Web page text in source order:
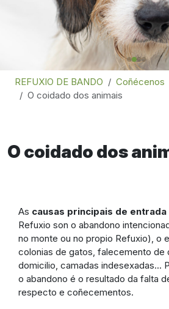
REFUXIO DE BANDO
Coñécenos
O coidado dos animais
O coidado dos
As causas principais de entrada
Refuxio son o abandono
no monte ou no propio Refuxio), o
colonias de gatos, falecemento de
domicilio, camadas indesexadas...
o abandono é o resultado da falta
respecto e coñecementos.